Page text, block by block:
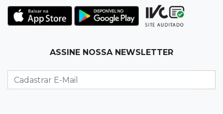
imaginação de Scalise
Agosto no Bosque reúne esporte, cultura e
ASSINE NOSSA NEWSLETTER